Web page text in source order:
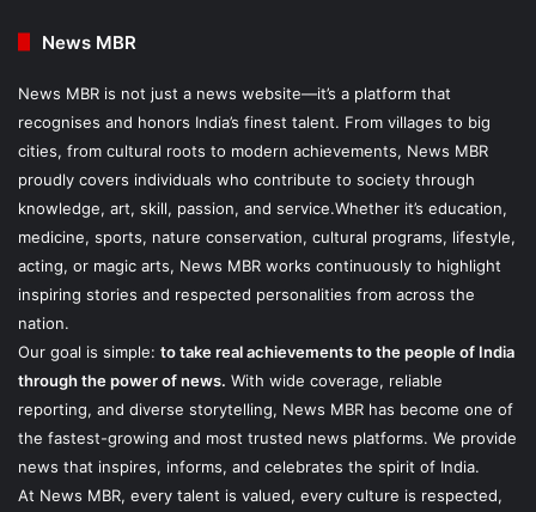
News MBR
News MBR is not just a news website—it’s a platform that
recognises and honors India’s finest talent. From villages to big
cities, from cultural roots to modern achievements, News MBR
proudly covers individuals who contribute to society through
knowledge, art, skill, passion, and service.Whether it’s education,
medicine, sports, nature conservation, cultural programs, lifestyle,
acting, or magic arts, News MBR works continuously to highlight
inspiring stories and respected personalities from across the
nation.
Our goal is simple: to take real achievements to the people of India
through the power of news. With wide coverage, reliable
reporting, and diverse storytelling, News MBR has become one of
the fastest-growing and most trusted news platforms. We provide
news that inspires, informs, and celebrates the spirit of India.
At News MBR, every talent is valued, every culture is respected,